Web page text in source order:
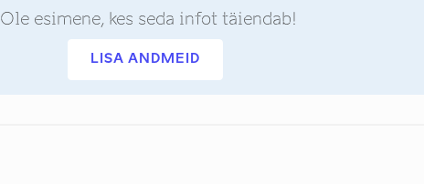
Ole esimene, kes seda infot täiendab!
LISA ANDMEID